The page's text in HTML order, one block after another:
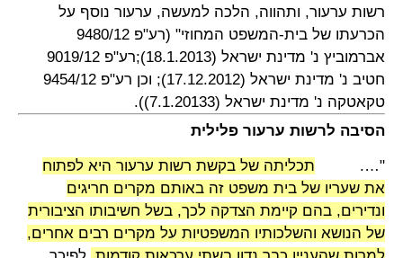
רשות ערעור, ותהווה, הלכה למעשה, ערעור נוסף על
הכרעתו של בית-המשפט המחוזי" (רע"פ 9480/12
אברמוביץ נ' מדינת ישראל (18.1.2013);רע"פ 9019/12
חטיב נ' מדינת ישראל (17.12.2012); וכן רע"פ 9454/12
טקאטקה נ' מדינת ישראל (7.1.20133)).
הסיבה לרשות ערעור פלילית
"…. תכליתה של בקשת רשות ערעור היא לפתוח
את שעריו של בית משפט זה באותם מקרים חריגים
ונדירים, בהם קיימת הצדקה לכך, בשל חשיבותו הציבורית
של הנושא והשלכותיו המשפטיות על מקרים רבים אחרים,